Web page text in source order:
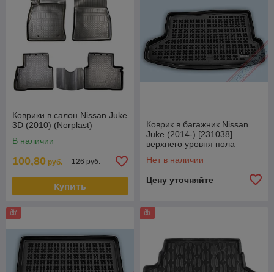
Коврики в салон Nissan Juke
3D (2010) (Norplast)
В наличии
100,80 руб. 126 руб.
Купить
Коврик в багажник Nissan
Juke (2014-) [231038]
верхнего уровня пола
Нет в наличии
Цену уточняйте